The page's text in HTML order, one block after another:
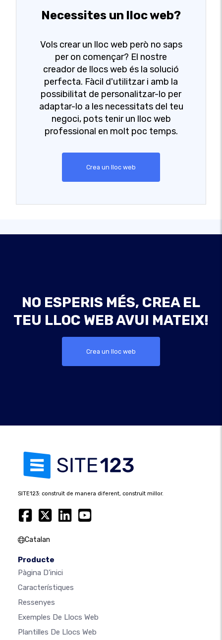
Necessites un lloc web?
Vols crear un lloc web però no saps
per on començar? El nostre
creador de llocs web és la solució
perfecta. Fàcil d'utilitzar i amb la
possibilitat de personalitzar-lo per
adaptar-lo a les necessitats del teu
negoci, pots tenir un lloc web
professional en molt poc temps.
Crea un lloc web
NO ESPERIS MÉS, CREA EL
TEU LLOC WEB AVUI MATEIX!
Crea un lloc web
SITE123: construït de manera diferent, construït millor.
Catalan
Producte
Pàgina D'inici
Característiques
Ressenyes
Exemples De Llocs Web
Plantilles De Llocs Web